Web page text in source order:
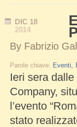
DIC 18
2014
By Fabrizio
Parole chiave: Eventi
Ieri sera
Company,
l’evento
stato